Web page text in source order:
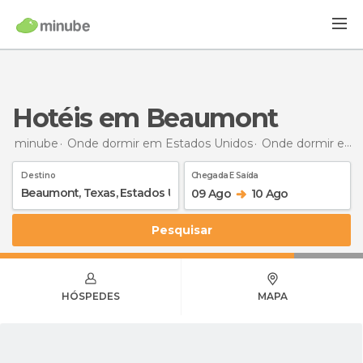
Hotéis em Beaumont
minube Onde dormir em Estados Unidos Onde dormir em Texas
Destino Chegada E Saída
09 Ago 10 Ago
Pesquisar
HÓSPEDES MAPA